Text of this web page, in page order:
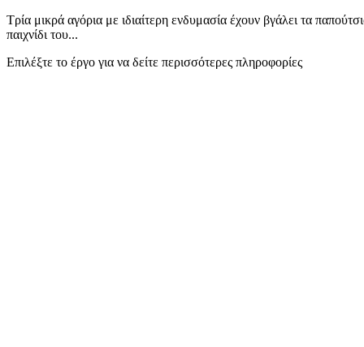
Τρία μικρά αγόρια με ιδιαίτερη ενδυμασία έχουν βγάλει τα
παιχνίδι του...
Επιλέξτε το έργο για να δείτε περισσότερες πληροφορίες